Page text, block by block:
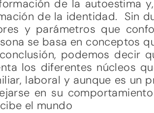
de la autoestima
de la identidad. Sin
y parámetros que
se basa en conceptos
podemos decir
los diferentes núcleos
laboral y aunque es un
en su
el mundo